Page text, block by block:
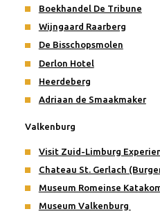
Boekhandel De Tribune
Wijngaard Raarberg
De Bisschopsmolen
Derlon Hotel
Heerdeberg
Adriaan de Smaakmaker
Valkenburg
Visit Zuid-Limburg
Chateau St. Gerlach
Museum Romeinse
Museum Valkenburg